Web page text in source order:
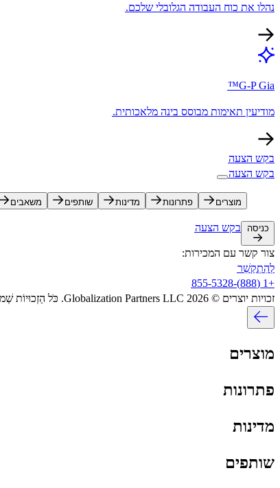
נהלו את כוח העבודה הגלובלי שלכם.​​
G-P Gia™​​
מודיעין תאימות מבוסס בינה מלאכותית.​​
בקש הצעה​​
בקש הצעה​​
מוצרים​​ פתרונות​​ מדינות​​ שותפים​​ משאבים​​
כניסה​​ בקש הצעה​​
צור קשר עם המכירות:​​
לְהִתְקַשֵׁר​​
+1 (888)-855-5328​​
זכויות יוצרים © 2026 Globalization Partners LLC. כֹּל הַזְכוּיוֹת שְׁמוּרוֹת.​​
מוצרים​​
פתרונות​​
מדינות​​
שותפים​​